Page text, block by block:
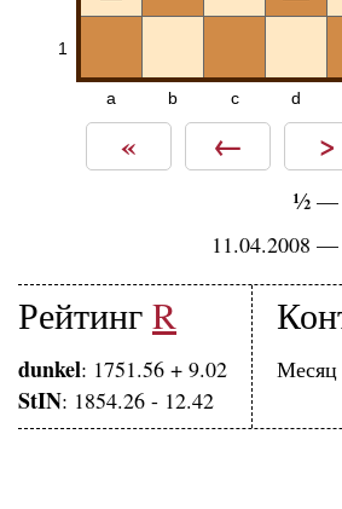
1
a b c d
« ← >
½—
11.04.2008 —
Рейтинг R
dunkel: 1751.56 + 9.02
StIN: 1854.26 - 12.42
Месяц